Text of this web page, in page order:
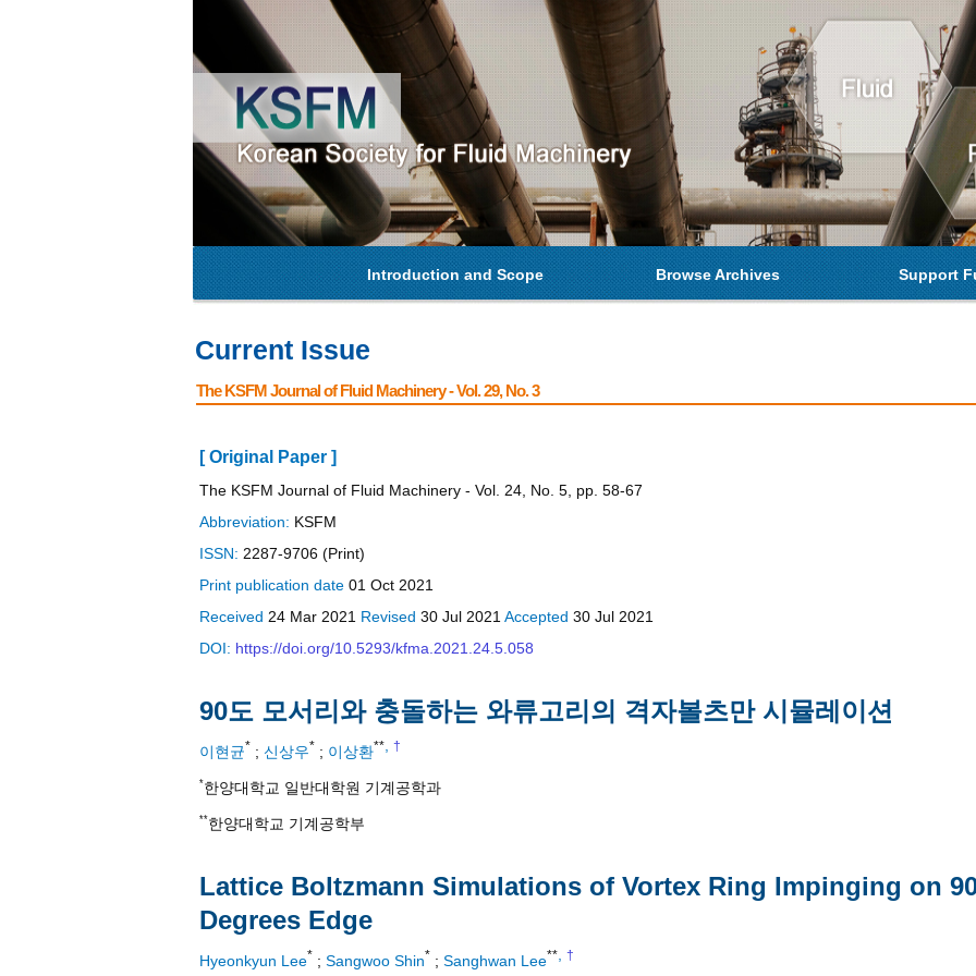
Introduction and Scope Browse Archives Support
Current Issue
The KSFM Journal of Fluid Machinery - Vol. 29, No. 3
[ Original Paper ]
The KSFM Journal of Fluid Machinery - Vol. 24, No. 5, pp. 58-67
Abbreviation: KSFM
ISSN: 2287-9706 (Print)
Print publication date 01 Oct 2021
Received 24 Mar 2021 Revised 30 Jul 2021 Accepted 30 Jul 2021
DOI: https://doi.org/10.5293/kfma.2021.24.5.058
90도 모서리와 충돌하는 와류고리의 격자볼츠만 시뮬레이션
이현균* ; 신상우* ; 이상환** †
*한양대학교 일반대학원 기계공학과
**한양대학교 기계공학부
Lattice Boltzmann Simulations of Vortex Ring Impinging on
Degrees Edge
Hyeonkyun Lee* ; Sangwoo Shin* ; Sanghwan Lee** †